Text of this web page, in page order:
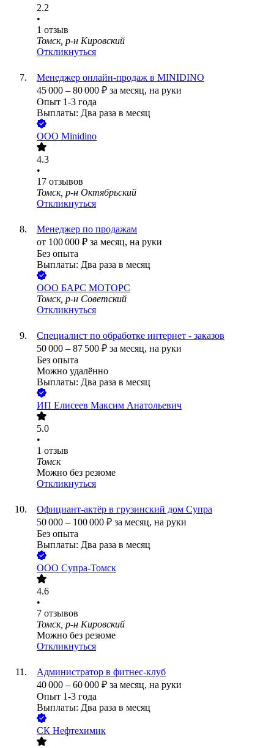
2.2
•
1 отзыв
Томск, р-н Кировский
Откликнуться
Менеджер онлайн-продаж в MINIDINO
45 000 – 80 000 ₽ за месяц, на руки
Опыт 1-3 года
Выплаты: Два раза в месяц
ООО Minidino
4.3
•
17 отзывов
Томск, р-н Октябрьский
Откликнуться
Менеджер по продажам
от 100 000 ₽ за месяц, на руки
Без опыта
Выплаты: Два раза в месяц
ООО БАРС МОТОРС
Томск, р-н Советский
Откликнуться
Специалист по обработке интернет - заказов
50 000 – 87 500 ₽ за месяц, на руки
Без опыта
Можно удалённо
Выплаты: Два раза в месяц
ИП Елисеев Максим Анатольевич
5.0
•
1 отзыв
Томск
Можно без резюме
Откликнуться
Официант-актёр в грузинский дом Супра
50 000 – 100 000 ₽ за месяц, на руки
Без опыта
Выплаты: Два раза в месяц
ООО Супра-Томск
4.6
•
7 отзывов
Томск, р-н Кировский
Можно без резюме
Откликнуться
Администратор в фитнес-клуб
40 000 – 60 000 ₽ за месяц, на руки
Опыт 1-3 года
Выплаты: Два раза в месяц
СК Нефтехимик